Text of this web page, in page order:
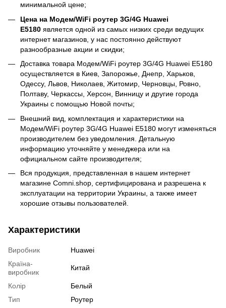
минимальной цене;
Цена на Модем/WiFi роутер 3G/4G Huawei
E5180 является одной из самых низких среди ведущих
интернет магазинов, у нас постоянно действуют
разнообразные акции и скидки;
Доставка товара Модем/WiFi роутер 3G/4G Huawei E5180
осуществляется в Киев, Запорожье, Днепр, Харьков,
Одессу, Львов, Николаев, Житомир, Черновцы, Ровно,
Полтаву, Черкассы, Херсон, Винницу и другие города
Украины с помощью Новой почты;
Внешний вид, комплектация и характеристики на
Модем/WiFi роутер 3G/4G Huawei E5180 могут изменяться
производителем без уведомления. Детальную
информацию уточняйте у менеджера или на
официальном сайте производителя;
Вся продукция, представленная в нашем интернет
магазине Comni.shop, сертифицирована и разрешена к
эксплуатации на территории Украины, а также имеет
хорошие отзывы пользователей.
Характеристики
Виробник
Huawei
Країна-
виробник
Китай
Колір
Белый
Тип
Роутер